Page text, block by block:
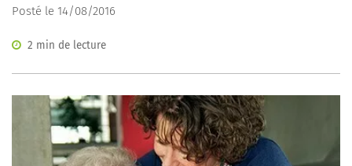
Posté le 14/08/2016
2 min de lecture